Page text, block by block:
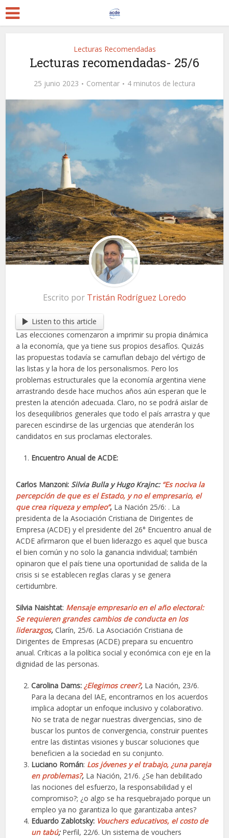
Lecturas Recomendadas
Lecturas recomendadas- 25/6
25 junio 2023 Comentar 4 minutos de lectura
Escrito por Tristán Rodríguez Loredo
Listen to this article
Las elecciones comenzaron a imprimir su propia dinámica
a la economía, que ya tiene sus propios desafíos. Quizás
las propuestas todavía se camuflan debajo del vértigo de
las listas y la hora de los personalismos. Pero los
problemas estructurales que la economía argentina viene
arrastrando desde hace muchos años aún esperan que le
presten la atención adecuada. Claro, no se podrá aislar de
los desequilibrios generales que todo el país arrastra y que
parecen escindirse de las urgencias que atenderán los
candidatos en sus proclamas electorales.
Encuentro Anual de ACDE:
Carlos Manzoni: Silvia Bulla y Hugo Krajnc: “Es nociva la
percepción de que es el Estado, y no el empresario, el
que crea riqueza y empleo”, La Nación 25/6: . La
presidenta de la Asociación Cristiana de Dirigentes de
Empresa (ACDE) y el presidente del 26° Encuentro anual de
ACDE afirmaron que el buen liderazgo es aquel que busca
el bien común y no solo la ganancia individual; también
opinaron que el país tiene una oportunidad de salida de la
crisis si se establecen reglas claras y se genera
certidumbre.
Silvia Naishtat: Mensaje empresario en el año electoral:
Se requieren grandes cambios de conducta en los
liderazgos,Clarín, 25/6. La Asociación Cristiana de
Dirigentes de Empresas (ACDE) prepara su encuentro
anual. Críticas a la política social y económica con eje en la
dignidad de las personas.
Carolina Dams: ¿Elegimos creer?, La Nación, 23/6.
Para la decana del IAE, encontrarnos en los acuerdos
implica adoptar un enfoque inclusivo y colaborativo.
No se trata de negar nuestras divergencias, sino de
buscar los puntos de convergencia, construir puentes
entre las distintas visiones y buscar soluciones que
beneficien a la sociedad en su conjunto.
Luciano Román: Los jóvenes y el trabajo, ¿una pareja
en problemas?, La Nación, 21/6. ¿Se han debilitado
las nociones del esfuerzo, la responsabilidad y el
compromiso?; ¿o algo se ha resquebrajado porque un
empleo ya no garantiza lo que garantizaba antes?
Eduardo Zablotsky: Vouchers educativos, el costo de
un tabú; Perfil, 22/6. Un sistema de vouchers